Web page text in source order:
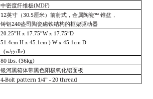
中密度纤维板(MDF)
12英寸（30.5厘米）前射式，金属陶瓷™锥盆，
铸铝240盎司陶瓷磁铁结构的框架驱动器
20.25”H x 17.75”W x 17.75”D
51.4cm H x 45.1cm ) W x 45.1cm D
(w/grille)
80 lbs. (36kg)
银河黑箱体带黑色阳极氧化铝面板
4-Bolt pattern 1/4” - 20 thread